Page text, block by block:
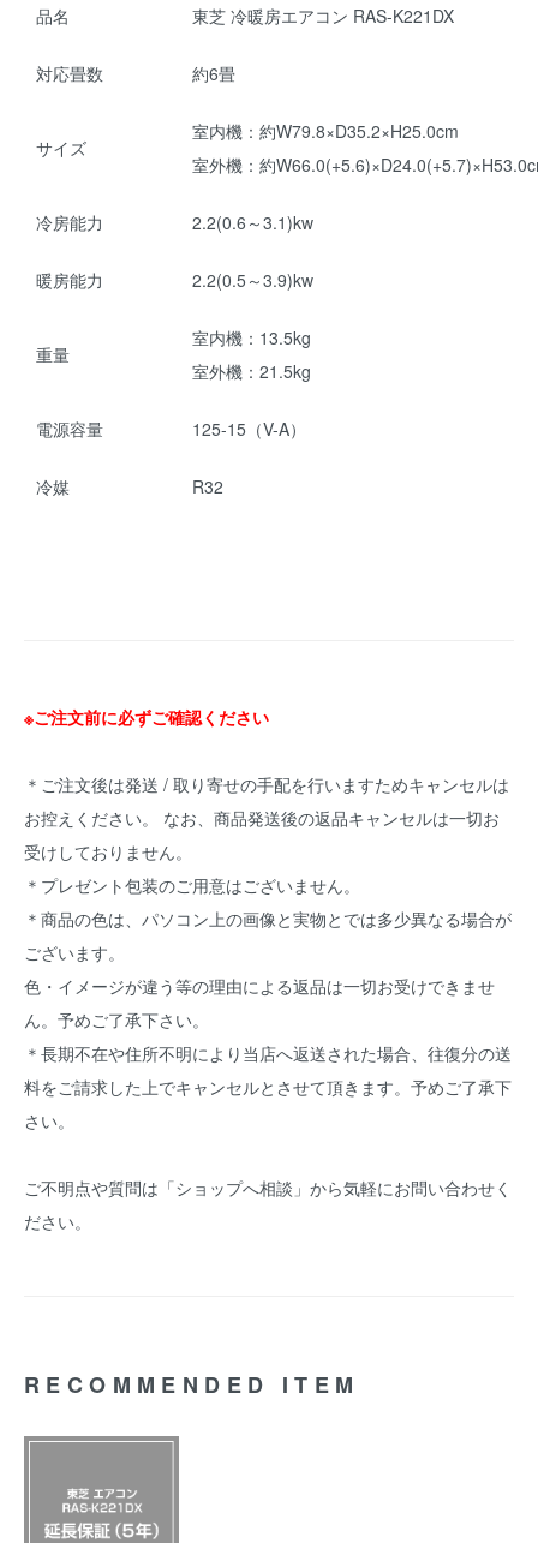
品名 東芝 冷暖房エアコン RAS-K221DX
対応畳数 約6畳
サイズ
室内機：約W79.8×D35.2×H25.0cm
室外機：約
冷房能力 2.2(0.6～3.1)kw
暖房能力 2.2(0.5～3.9)kw
重量
室内機：13.5kg
室外機：21.5kg
電源容量 125-15（V-A）
冷媒 R32
※ご注文前に必ずご確認ください
＊ご注文後は発送 / 取り寄せの手配を行いますためキャンセルは
お控えください。 なお、商品発送後の返品キャンセルは一切お
受けしておりません。
＊プレゼント包装のご用意はございません。
＊商品の色は、パソコン上の画像と実物とでは多少異なる場合が
ございます。
色・イメージが違う等の理由による返品は一切お受けできませ
ん。予めご了承下さい。
＊長期不在や住所不明により当店へ返送された場合、往復分の送
料をご請求した上でキャンセルとさせて頂きます。予めご了承下
さい。
ご不明点や質問は「ショップへ相談」から気軽にお問い合わせく
ださい。
RECOMMENDED ITEM